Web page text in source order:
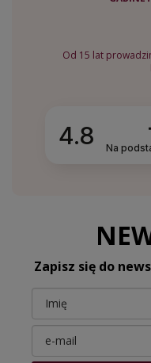
Od 15 lat
4.8 Na
Zapisz się do